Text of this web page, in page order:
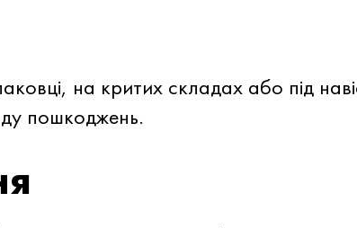
на критих складах або під
пошкоджень.